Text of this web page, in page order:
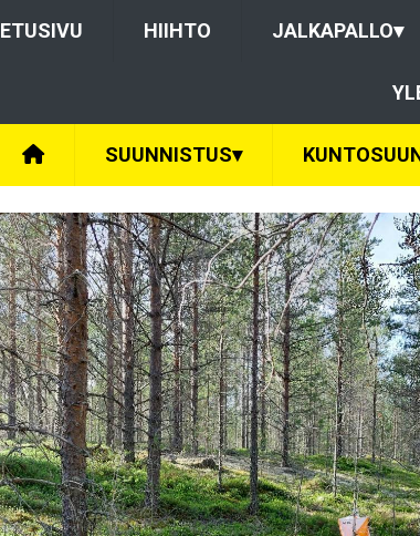
HIIHTO JALKAPALLO▾
SUUNNISTUS▾